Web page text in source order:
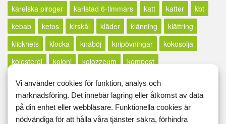
karelska piroger karlstad 6-timmars katt katter
kbt
kebab
ketos kirskål kläder klänning
klättring
klickhets
klocka knäböj knipövningar
kokosolja
kolesterol
koloni kolozzeum
kompost
konditionsträning
konsert konst
konstutställning
körkort
korv kost kostplanering
kostschema
kosttillskott
kostvanor kött
Vi använder cookies för funktion, analys och
marknadsföring. Det innebär lagring eller åtkomst av data
på din enhet eller webbläsare. Funktionella cookies är
nödvändiga för att hålla våra tjänster säkra, förhindra